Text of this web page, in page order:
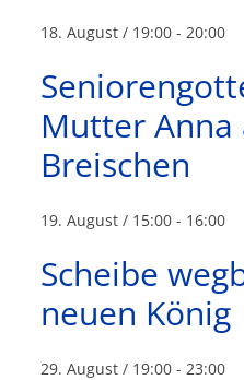
18. August / 19:00 - 20:00
Mutter Anna
Breischen
19. August / 15:00 - 16:00
Scheibe
neuen König
29. August / 19:00 - 23:00